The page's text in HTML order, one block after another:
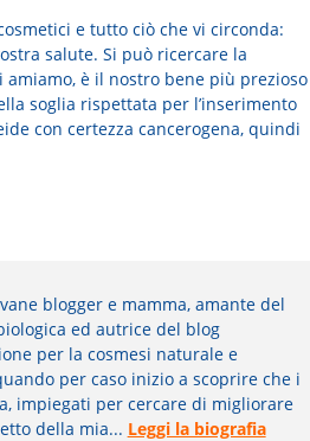
e tutto ciò che vi circonda:
salute. Si può ricercare la
è il nostro bene più prezioso
soglia rispettata per l’inserimento
con certezza cancerogena, quindi
blogger e mamma, amante del
ed autrice del blog
per la cosmesi naturale e
per caso inizio a scoprire che i
impiegati per cercare di migliorare
della mia... Leggi la biografia